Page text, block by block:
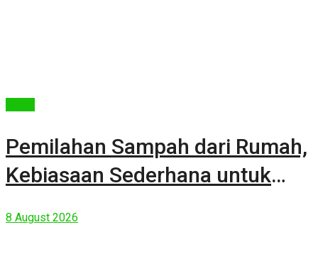
Pemilahan Sampah dari Rumah,
Kebiasaan Sederhana untuk
8 August 2026